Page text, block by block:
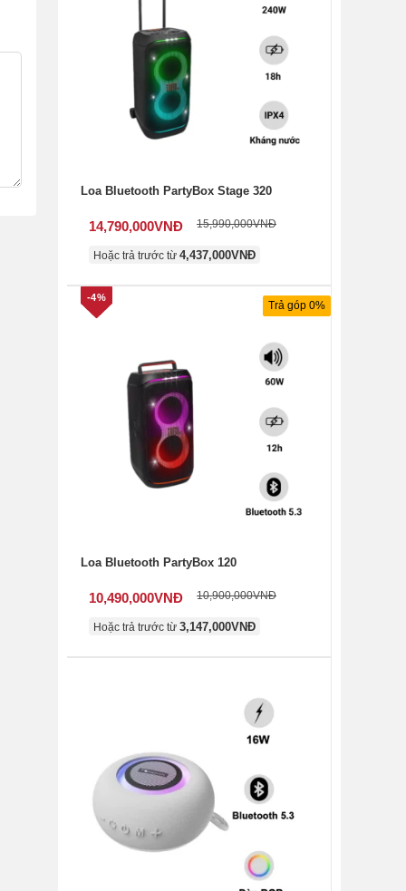
Loa Bluetooth PartyBox Stage 320
14,790,000VNĐ 15,990,000VNĐ
Hoặc trả trước từ 4,437,000VNĐ
Trả góp 0%
-4%
Loa Bluetooth PartyBox 120
10,490,000VNĐ 10,900,000VNĐ
Hoặc trả trước từ 3,147,000VNĐ